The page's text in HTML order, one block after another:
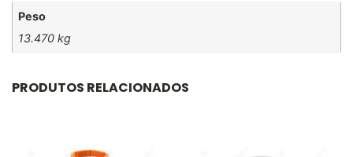
Peso
13.470 kg
PRODUTOS RELACIONADOS